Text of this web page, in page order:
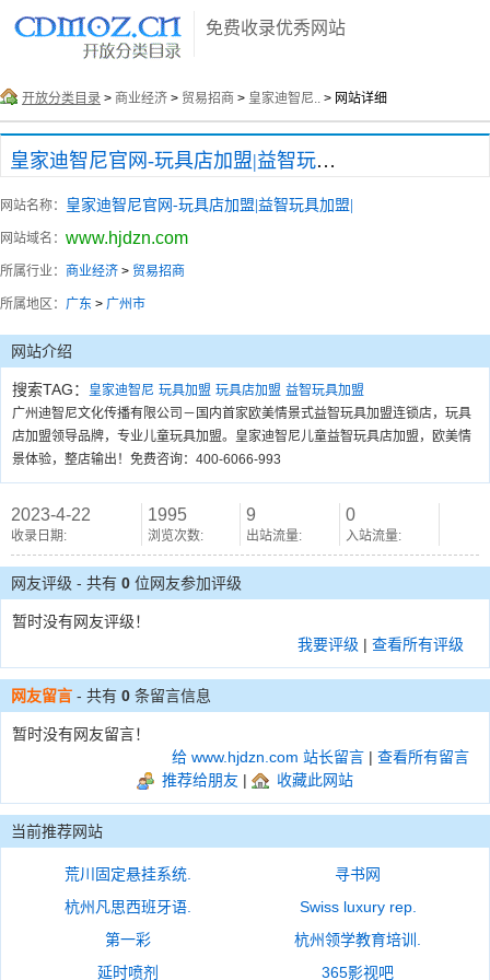
免费收录优秀网站
开放分类目录 > 商业经济 > 贸易招商 > 皇家迪智尼.. > 网站详细
皇家迪智尼官网-玩具店加盟|益智玩具加盟|
网站名称： 皇家迪智尼官网-玩具店加盟|益智玩具加盟|
网站域名： www.hjdzn.com
所属行业： 商业经济 > 贸易招商
所属地区： 广东 > 广州市
网站介绍
搜索TAG： 皇家迪智尼 玩具加盟 玩具店加盟 益智玩具加盟
广州迪智尼文化传播有限公司－国内首家欧美情景式益智玩具加盟连锁店，玩具
店加盟领导品牌，专业儿童玩具加盟。皇家迪智尼儿童益智玩具店加盟，欧美情
景体验，整店输出！免费咨询：400-6066-993
2023-4-22
收录日期:
1995
浏览次数:
9
出站流量:
0
入站流量:
网友评级 - 共有 0 位网友参加评级
暂时没有网友评级！
我要评级 | 查看所有评级
网友留言 - 共有 0 条留言信息
暂时没有网友留言！
给 www.hjdzn.com 站长留言 | 查看所有留言
推荐给朋友 | 收藏此网站
当前推荐网站
荒川固定悬挂系统.
寻书网
杭州凡思西班牙语.
Swiss luxury rep.
第一彩
杭州领学教育培训.
延时喷剂
365影视吧